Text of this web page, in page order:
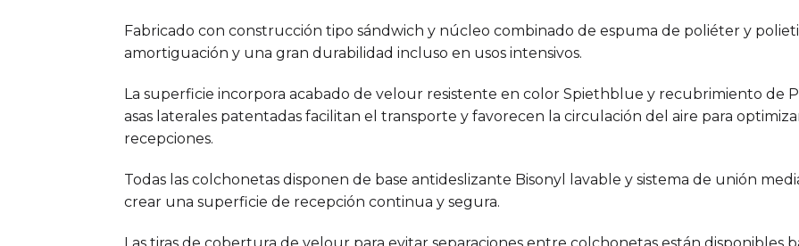
Fabricado con construcción tipo sándwich y núcleo combinado de espuma de poliéter y
amortiguación y una gran durabilidad incluso en usos intensivos.
La superficie incorpora acabado de velour resistente en color Spiethblue y recubrimiento de
asas laterales patentadas facilitan el transporte y favorecen la circulación del aire para
recepciones.
Todas las colchonetas disponen de base antideslizante Bisonyl lavable y sistema de unión
crear una superficie de recepción continua y segura.
Las tiras de cobertura de velour para evitar separaciones entre colchonetas están disponibles